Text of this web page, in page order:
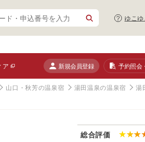
ゆこ
ア 新規会員登録 予約照会
山口・秋芳の温泉宿 湯田温泉の温泉宿 湯
総合評価